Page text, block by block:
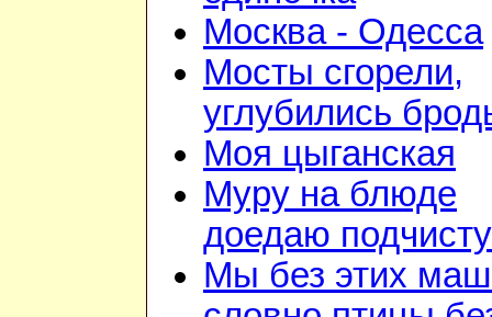
Москва - Одесса
Мосты сгорели,
углубились
Моя цыганская
Муру на блюде
доедаю
Мы без этих